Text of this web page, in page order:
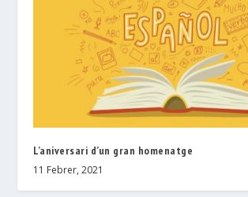
L’aniversari d’un gran homenatge
11 Febrer, 2021